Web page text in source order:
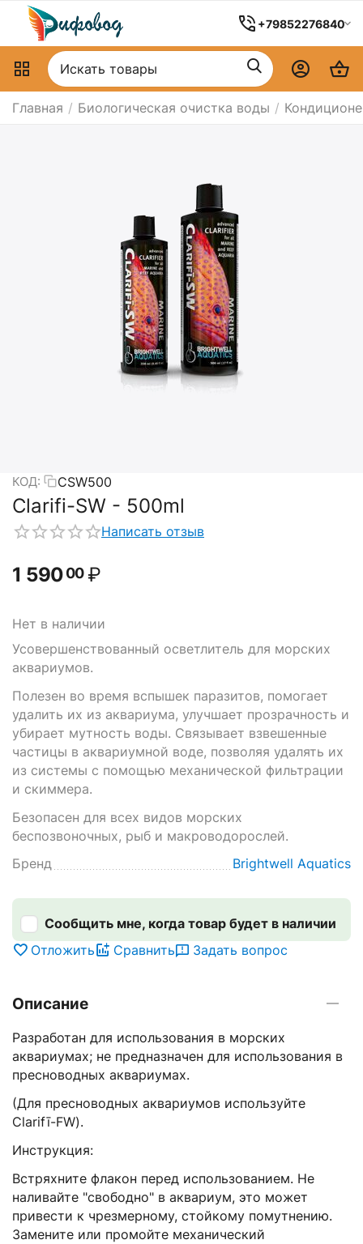
+79852276840
Главная / Биологическая очистка воды /
КОД: CSW500
Clarifi-SW - 500ml
Написать отзыв
1 59000 ₽
Нет в наличии
Усовершенствованный осветлитель для морских
аквариумов.
Полезен во время вспышек паразитов, помогает
удалить их из аквариума, улучшает прозрачность и
убирает мутность воды. Связывает взвешенные
частицы в аквариумной воде, позволяя удалять их
из системы с помощью механической фильтрации
и скиммера.
Безопасен для всех видов морских
беспозвоночных, рыб и макроводорослей.
Бренд
Brightwell Aquatics
Сообщить мне, когда товар будет в наличии
Отложить
Сравнить Задать вопрос
Описание
Разработан для использования в морских
аквариумах; не предназначен для использования в
пресноводных аквариумах.
(Для пресноводных аквариумов используйте
Clarifī-FW).
Инструкция:
Встряхните флакон перед использованием. Не
наливайте "свободно" в аквариум, это может
привести к чрезмерному, стойкому помутнению.
Замените или промойте механический